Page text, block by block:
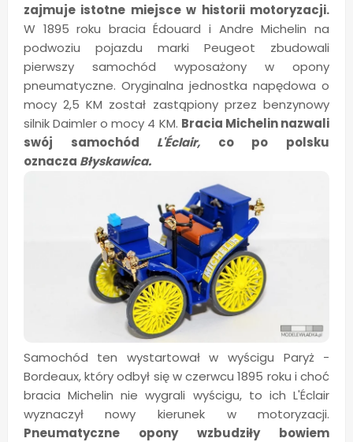
zajmuje istotne miejsce w historii motoryzacji.
W 1895 roku bracia Édouard i Andre Michelin na
podwoziu pojazdu marki Peugeot zbudowali
pierwszy samochód wyposażony w opony
pneumatyczne. Oryginalna jednostka napędowa o
mocy 2,5 KM został zastąpiony przez benzynowy
silnik Daimler o mocy 4 KM. Bracia Michelin nazwali
swój samochód L'Éclair, co po polsku
oznacza Błyskawica.
Samochód ten wystartował w wyścigu Paryż -
Bordeaux, który odbył się w czerwcu 1895 roku i choć
bracia Michelin nie wygrali wyścigu, to ich L'Éclair
wyznaczył nowy kierunek w motoryzacji.
Pneumatyczne opony wzbudziły bowiem